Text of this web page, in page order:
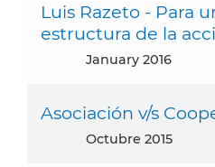
Luis Razeto - Para
estructura de la
January 2016
Asociación v/s
octubre 2015